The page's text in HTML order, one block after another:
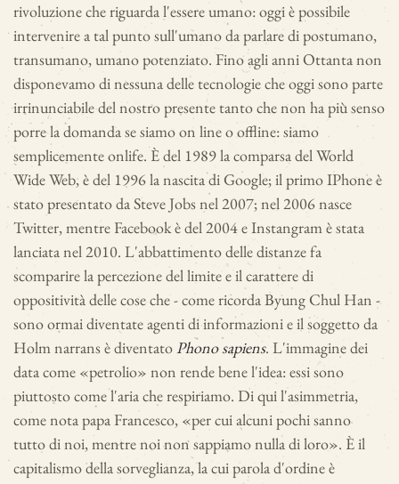
rivoluzione che riguarda l'essere umano: oggi è possibile
intervenire a tal punto sull'umano da parlare di postumano,
transumano, umano potenziato. Fino agli anni Ottanta non
disponevamo di nessuna delle tecnologie che oggi sono parte
irrinunciabile del nostro presente tanto che non ha più senso
porre la domanda se siamo on line o offline: siamo
semplicemente onlife. È del 1989 la comparsa del World
Wide Web, è del 1996 la nascita di Google; il primo IPhone è
stato presentato da Steve Jobs nel 2007; nel 2006 nasce
Twitter, mentre Facebook è del 2004 e Instangram è stata
lanciata nel 2010. L'abbattimento delle distanze fa
scomparire la percezione del limite e il carattere di
oppositività delle cose che - come ricorda Byung Chul Han -
sono ormai diventate agenti di informazioni e il soggetto da
Holm narrans è diventatoPhono sapiens. L'immagine dei
data come «petrolio» non rende bene l'idea: essi sono
piuttosto come l'aria che respiriamo. Di qui l'asimmetria,
come nota papa Francesco, «per cui alcuni pochi sanno
tutto di noi, mentre noi non sappiamo nulla di loro». È il
capitalismo della sorveglianza, la cui parola d'ordine è